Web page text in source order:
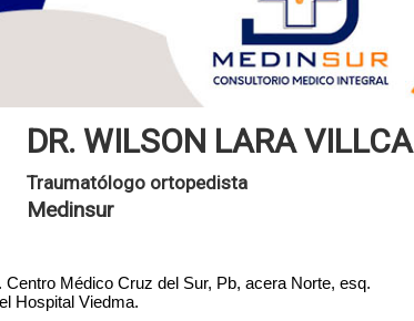
DR. WILSON LARA VILLCA
Traumatólogo ortopedista
Medinsur
Médico Cruz del Sur, Pb, acera Norte, esq.
Hospital Viedma.